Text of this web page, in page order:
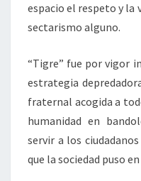
espacio el respeto y la
sectarismo alguno.
“Tigre” fue por vigor
estrategia
fraternal acogida a
humanidad en
servir a los
que la sociedad puso